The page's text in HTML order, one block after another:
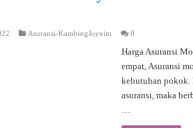
Asuransi-KambingJoynim 0
Harga Asuransi
empat, Asuransi
kebutuhan pokok.
asuransi, maka
…